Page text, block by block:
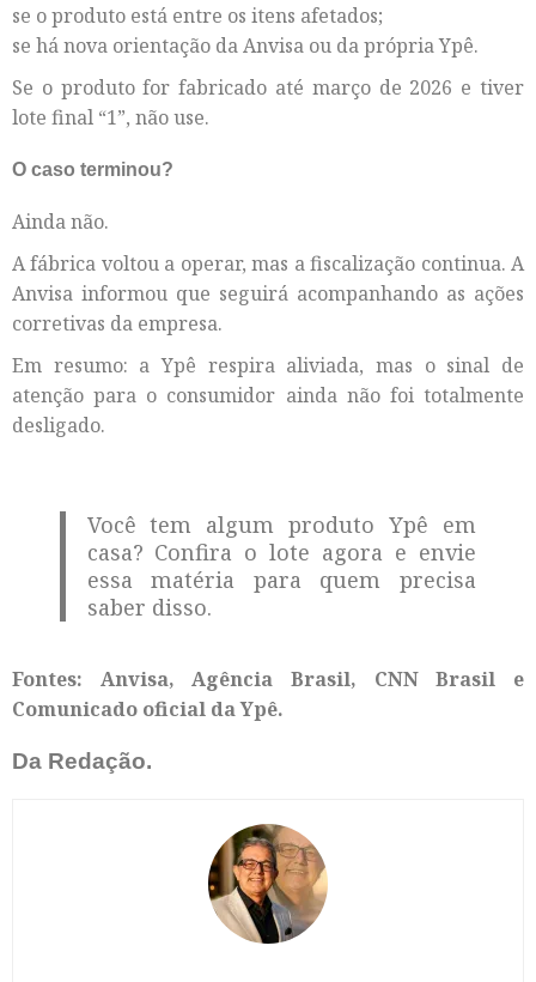
se o produto está entre os itens afetados;
se há nova orientação da Anvisa ou da própria Ypê.
Se o produto for fabricado até março de 2026 e tiver
lote final “1”, não use.
O caso terminou?
Ainda não.
A fábrica voltou a operar, mas a fiscalização continua. A
Anvisa informou que seguirá acompanhando as ações
corretivas da empresa.
Em resumo: a Ypê respira aliviada, mas o sinal de
atenção para o consumidor ainda não foi totalmente
desligado.
Você tem algum produto Ypê em
casa? Confira o lote agora e envie
essa matéria para quem precisa
saber disso.
Fontes: Anvisa, Agência Brasil, CNN Brasil e
Comunicado oficial da Ypê.
Da Redação.